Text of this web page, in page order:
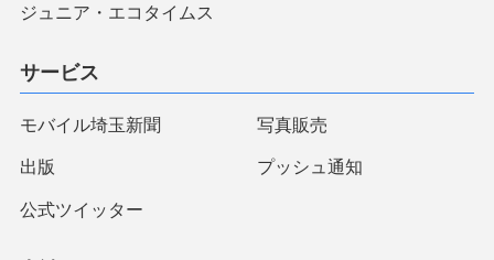
ジュニア・エコタイムス
サービス
モバイル埼玉新聞 写真販売
出版 プッシュ通知
公式ツイッター